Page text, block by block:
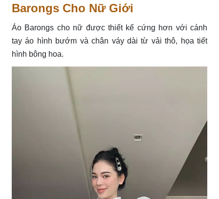
Barongs Cho Nữ Giới
Áo Barongs cho nữ được thiết kế cứng hơn với cánh
tay áo hình bướm và chân váy dài từ vải thô, họa tiết
hình bông hoa.